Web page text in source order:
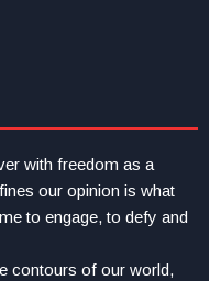
with freedom as a
our opinion is what
to engage, to defy and
contours of our world,